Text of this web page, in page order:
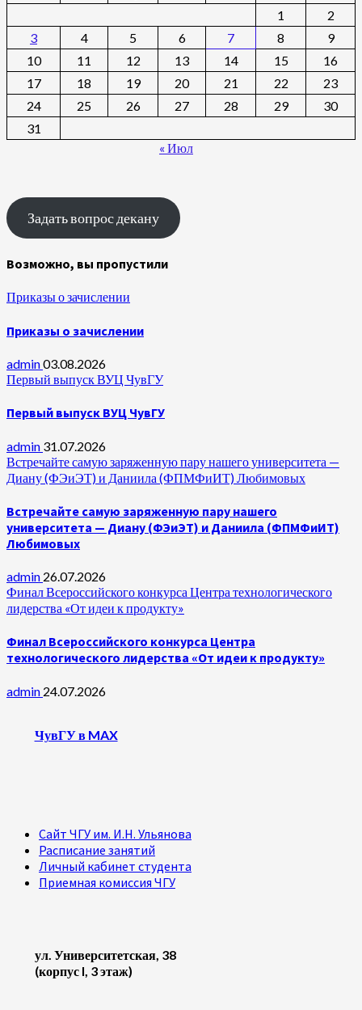
1
2
3
4 5 6 7 8
9
10
11 12 13 14 15
16
17
18 19 20 21 22
23
24
25 26 27 28 29
30
31
« Июл
Задать вопрос декану
Возможно, вы пропустили
Приказы о зачислении
Приказы о зачислении
admin03.08.2026
Первый выпуск ВУЦ ЧувГУ
Первый выпуск ВУЦ ЧувГУ
admin 31.07.2026
Встречайте самую заряженную пару нашего университета —
Диану (ФЭиЭТ) и Даниила (ФПМФиИТ) Любимовых
Встречайте самую заряженную пару нашего
университета — Диану (ФЭиЭТ) и Даниила (ФПМФиИТ)
Любимовых
admin 26.07.2026
Финал Всероссийского конкурса Центра технологического
лидерства «От идеи к продукту»
Финал Всероссийского конкурса Центра
технологического лидерства «От идеи к продукту»
admin 24.07.2026
ЧувГУ в MAX
Сайт ЧГУ им. И.Н. Ульянова
Расписание занятий
Личный кабинет студента
Приемная комиссия ЧГУ
ул. Университетская, 38
(корпус I, 3 этаж)